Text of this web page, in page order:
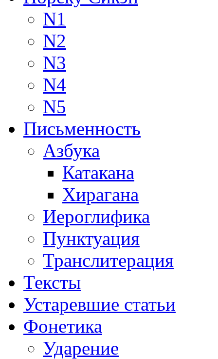
N1
N2
N3
N4
N5
Письменность
Азбука
Катакана
Хирагана
Иероглифика
Пунктуация
Транслитерация
Тексты
Устаревшие статьи
Фонетика
Ударение